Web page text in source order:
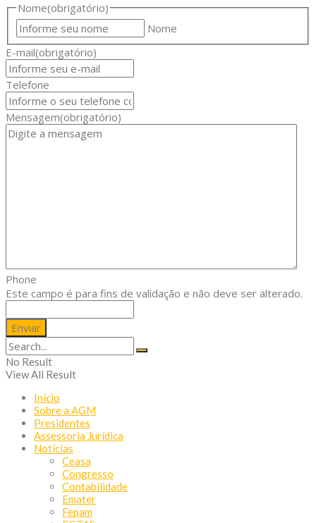
Nome(obrigatório)
Nome
E-mail(obrigatório)
Telefone
Mensagem(obrigatório)
Phone
Este campo é para fins de validação e não deve ser alterado.
No Result
View All Result
Início
Sobre a AGM
Presidentes
Assessoria Jurídica
Notícias
Ceasa
Congresso
Contabilidade
Emater
Fepam